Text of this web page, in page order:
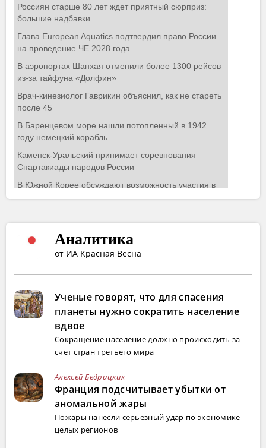
Аналитика
от ИА Красная Весна
Ученые говорят, что для спасения
планеты нужно сократить население
вдвое
Сокращение население должно происходить за
счет стран третьего мира
Алексей Бедрицких
Франция подсчитывает убытки от
аномальной жары
Пожары нанесли серьёзный удар по экономике
целых регионов